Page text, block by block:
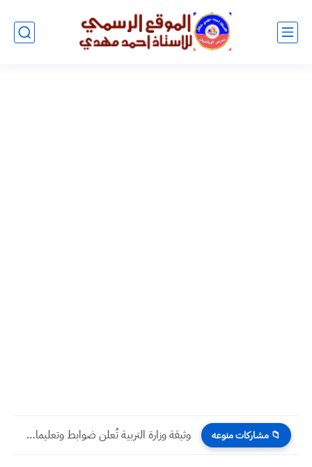
📁 مشاركات منوعه وثيقة وزارة التربية تُعلن ضوابط وتعليمات الانتساب لطلبة معاهد الفنون...